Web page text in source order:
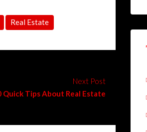
Real Estate
Next Post
Quick Tips About Real Estate